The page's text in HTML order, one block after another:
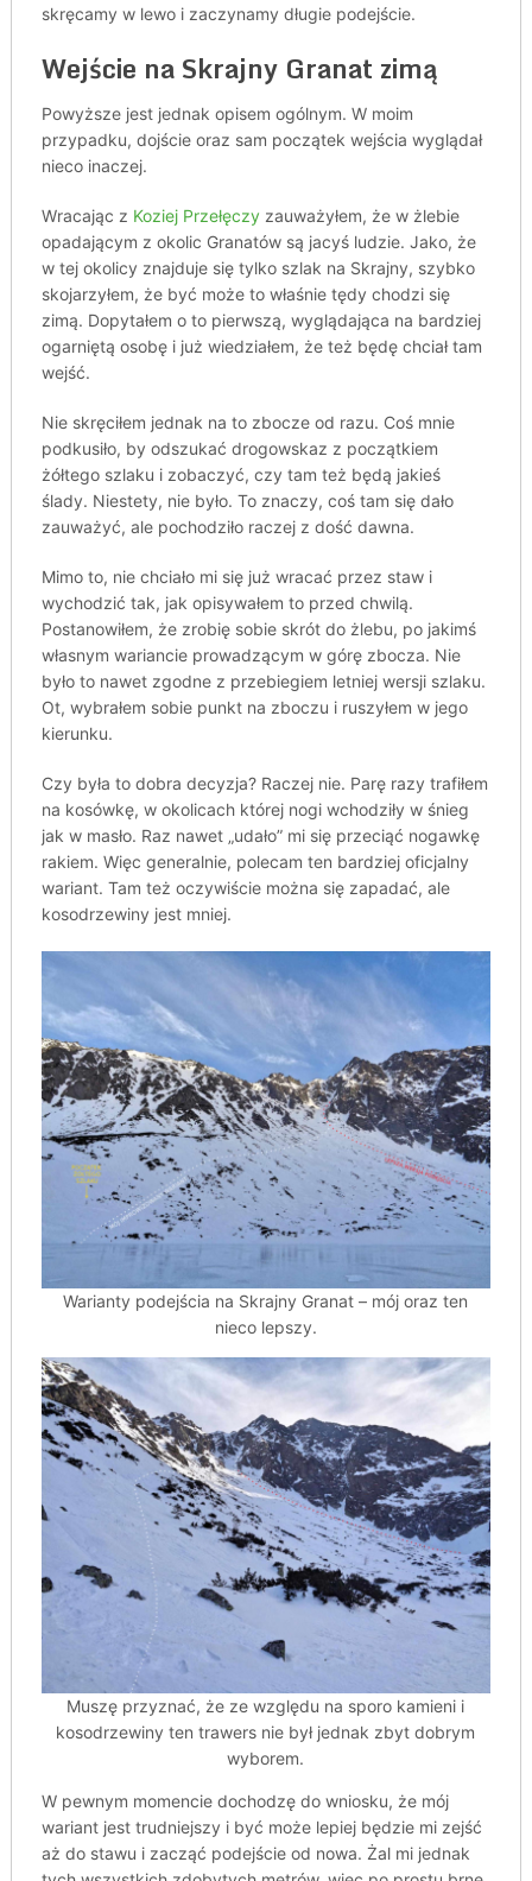
skręcamy w lewo i zaczynamy długie podejście.
Wejście na Skrajny Granat zimą
Powyższe jest jednak opisem ogólnym. W moim
przypadku, dojście oraz sam początek wejścia wyglądał
nieco inaczej.
Wracając z Koziej Przełęczyzauważyłem, że w żlebie
opadającym z okolic Granatów są jacyś ludzie. Jako, że
w tej okolicy znajduje się tylko szlak na Skrajny, szybko
skojarzyłem, że być może to właśnie tędy chodzi się
zimą. Dopytałem o to pierwszą, wyglądająca na bardziej
ogarniętą osobę i już wiedziałem, że też będę chciał tam
wejść.
Nie skręciłem jednak na to zbocze od razu. Coś mnie
podkusiło, by odszukać drogowskaz z początkiem
żółtego szlaku i zobaczyć, czy tam też będą jakieś
ślady. Niestety, nie było. To znaczy, coś tam się dało
zauważyć, ale pochodziło raczej z dość dawna.
Mimo to, nie chciało mi się już wracać przez staw i
wychodzić tak, jak opisywałem to przed chwilą.
Postanowiłem, że zrobię sobie skrót do żlebu, po jakimś
własnym wariancie prowadzącym w górę zbocza. Nie
było to nawet zgodne z przebiegiem letniej wersji szlaku.
Ot, wybrałem sobie punkt na zboczu i ruszyłem w jego
kierunku.
Czy była to dobra decyzja? Raczej nie. Parę razy trafiłem
na kosówkę, w okolicach której nogi wchodziły w śnieg
jak w masło. Raz nawet „udało” mi się przeciąć nogawkę
rakiem. Więc generalnie, polecam ten bardziej oficjalny
wariant. Tam też oczywiście można się zapadać, ale
kosodrzewiny jest mniej.
Warianty podejścia na Skrajny Granat – mój oraz ten
nieco lepszy.
Muszę przyznać, że ze względu na sporo kamieni i
kosodrzewiny ten trawers nie był jednak zbyt dobrym
wyborem.
W pewnym momencie dochodzę do wniosku, że mój
wariant jest trudniejszy i być może lepiej będzie mi zejść
aż do stawu i zacząć podejście od nowa. Żal mi jednak